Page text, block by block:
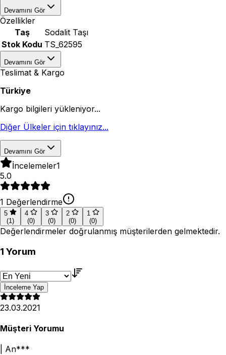
Devamını Gör
Özellikler
Taş
Sodalit Taşı
Stok Kodu TS_62595
Devamını Gör
Teslimat & Kargo
Türkiye
Kargo bilgileri yükleniyor...
Diğer Ülkeler için tıklayınız...
Devamını Gör
İncelemeler1
5.0
1 Değerlendirme
5
(1)
4
(0)
3
(0)
2
(0)
1
(0)
Değerlendirmeler doğrulanmış müşterilerden gelmektedir.
1 Yorum
İnceleme Yap
23.03.2021
Müşteri Yorumu
An***